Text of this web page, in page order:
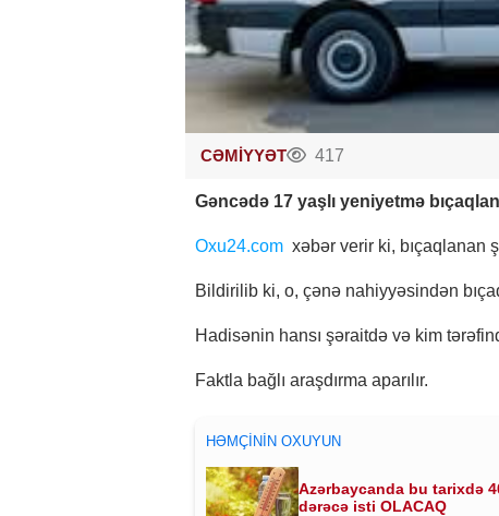
CƏMİYYƏT 417
Gəncədə 17 yaşlı yeniyetmə
Oxu24.com xəbər verir ki, bıçaqlanan
Bildirilib ki, o, çənə nahiyyəsindən
Hadisənin hansı şəraitdə və kim
Faktla bağlı araşdırma aparılır.
HƏMÇININ OXUYUN
Azərbaycanda bu tarixdə
dərəcə isti OLACAQ